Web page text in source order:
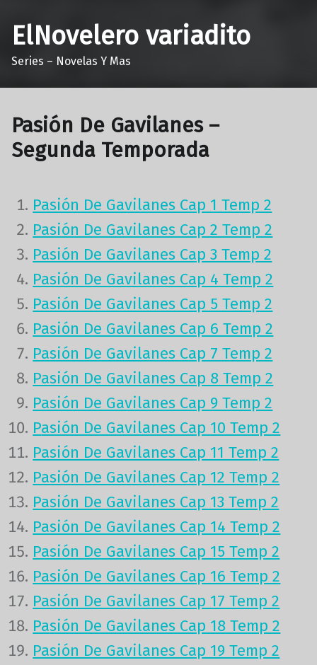
ElNovelero variadito
Series – Novelas Y Mas
Pasión De Gavilanes –
Segunda Temporada
Pasión De Gavilanes Cap 1 Temp 2
Pasión De Gavilanes Cap 2 Temp 2
Pasión De Gavilanes Cap 3 Temp 2
Pasión De Gavilanes Cap 4 Temp 2
Pasión De Gavilanes Cap 5 Temp 2
Pasión De Gavilanes Cap 6 Temp 2
Pasión De Gavilanes Cap 7 Temp 2
Pasión De Gavilanes Cap 8 Temp 2
Pasión De Gavilanes Cap 9 Temp 2
Pasión De Gavilanes Cap 10 Temp 2
Pasión De Gavilanes Cap 11 Temp 2
Pasión De Gavilanes Cap 12 Temp 2
Pasión De Gavilanes Cap 13 Temp 2
Pasión De Gavilanes Cap 14 Temp 2
Pasión De Gavilanes Cap 15 Temp 2
Pasión De Gavilanes Cap 16 Temp 2
Pasión De Gavilanes Cap 17 Temp 2
Pasión De Gavilanes Cap 18 Temp 2
Pasión De Gavilanes Cap 19 Temp 2